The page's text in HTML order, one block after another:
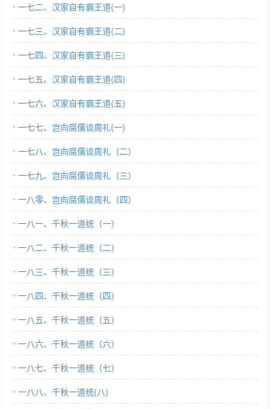
一七二、汉家自有霸王道(一)
一七三、汉家自有霸王道(二)
一七四、汉家自有霸王道(三)
一七五、汉家自有霸王道(四)
一七六、汉家自有霸王道(五)
一七七、岂向腐儒谈周礼(一)
一七八、岂向腐儒谈周礼（二）
一七九、岂向腐儒谈周礼（三）
一八零、岂向腐儒谈周礼（四）
一八一、千秋一道统（一）
一八二、千秋一道统（二）
一八三、千秋一道统（三）
一八四、千秋一道统（四）
一八五、千秋一道统（五）
一八六、千秋一道统（六）
一八七、千秋一道统（七）
一八八、千秋一道统(八)